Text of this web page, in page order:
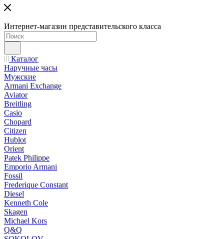
Интернет-магазин представительского класса
Каталог
Наручные часы
Мужские
Armani Exchange
Aviator
Breitling
Casio
Chopard
Citizen
Hublot
Orient
Patek Philippe
Emporio Armani
Fossil
Frederique Constant
Diesel
Kenneth Cole
Skagen
Michael Kors
Q&Q